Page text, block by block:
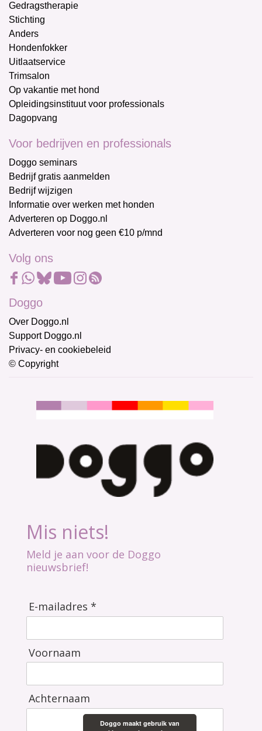
Gedragstherapie
Stichting
Anders
Hondenfokker
Uitlaatservice
Trimsalon
Op vakantie met hond
Opleidingsinstituut voor professionals
Dagopvang
Voor bedrijven en professionals
Doggo seminars
Bedrijf gratis aanmelden
Bedrijf wijzigen
Informatie over werken met honden
Adverteren op Doggo.nl
Adverteren voor nog geen €10 p/mnd
Volg ons
Doggo
Over Doggo.nl
Support Doggo.nl
Privacy- en cookiebeleid
© Copyright
Mis niets!
Meld je aan voor de Doggo
nieuwsbrief!
E-mailadres *
Voornaam
Achternaam
Doggo maakt gebruik van